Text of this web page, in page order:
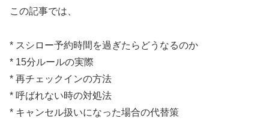
この記事では、
* スシロー予約時間を過ぎたらどうなるのか
* 15分ルールの実際
* 再チェックインの方法
* 呼ばれない時の対処法
* キャンセル扱いになった場合の代替策